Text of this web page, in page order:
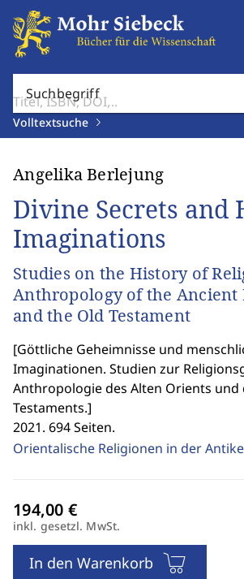
Suchbegriff
Volltextsuche
Angelika Berlejung
Divine Secrets and
Imaginations
Studies on the History of
Anthropology of the Ancient
and the Old Testament
[Göttliche Geheimnisse und
Imaginationen. Studien zur
Anthropologie des Alten Orients und
Testaments.]
2021. 694 Seiten.
Orientalische Religionen in der Antike
inkl. gesetzl. MwSt.
In den Warenkorb